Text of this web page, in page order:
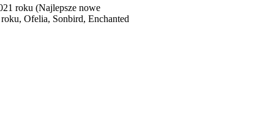
roku (Najlepsze nowe
Ofelia, Sonbird, Enchanted